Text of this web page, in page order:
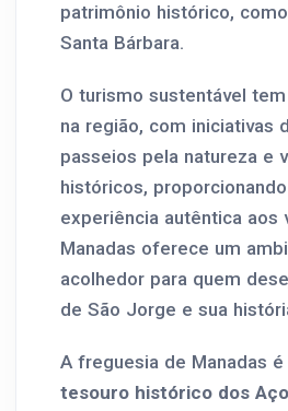
patrimônio histórico,
Santa Bárbara.
O turismo sustentável
na região, com iniciativas
passeios pela natureza e
históricos,
experiência autêntica aos
Manadas oferece um
acolhedor para quem
de São Jorge e sua
A freguesia de Manadas
tesouro histórico dos